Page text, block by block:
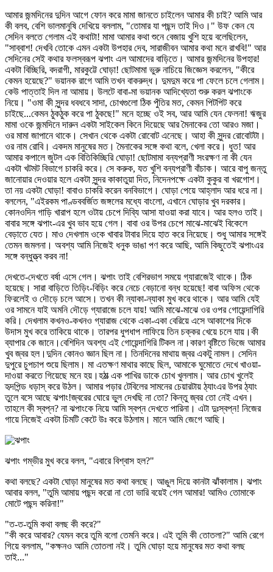
আমার জন্মদিনের দুদিন আগে ফোন করে মামা জানতে চাইলেন আমার কী চাই? আমি আর
কী বলব, বেশি ভালমানুষি দেখিয়ে বললাম, "তোমার যা পছন্দ তাই দিও।" উফ কেন যে
সেদিন বলতে গেলাম এই কথাটা! মামা আমার কথা শুনে বেজায় খুশি হয়ে বলেছিলেন,
"সাব্বাশ! দেখবি তোকে এমন একটা উপহার দেব, সারাজীবন আমার কথা মনে রাখবি!" আর
সেদিনের সেই কথার ফলস্বরূপ ঝপাং এল আমাদের বাড়িতে। আমার জন্মদিনের উপহার!
একটা বিচ্ছিরি, বদরাগী, মারকুট্টে ঘোড়া! ছোটমামা ভুরু নাচিয়ে জিজ্ঞেস করলেন, "কীরে
কেমন হয়েছে?" ভয়ানক রাগে আমি তখন বাকরুদ্ধ। দুমদুম করে পা ফেলে চলে গেলাম।
কেউ পাত্তাই দিল না আমায়। উলটে বাবা-মা ভয়ানক আদিখ্যেতা শুরু করল ঝপাংকে
নিয়ে। "ওমা কী সুন্দর ধবধবে সাদা, চোখগুলো ঠিক পুঁতির মত, কেমন পিটপিট করে
চাইছে...কেমন ঠুকঠুক করে পা ঠুকছে!" মনে হচ্ছে ওই সব, আর আমি যেন ফেলনা! ঋজুর
মামা ওকে জন্মদিনে দারুন একটা সাইকেল কিনে দিয়েছে আর মৈনাকের তো আরও মজা।
ওর মামা জাপানে থাকে। সেখান থেকে একটা রোবোট এনেছে। আহা কী সুন্দর রোবোটটা।
ওর নাম রোবি। একদম মানুষের মত। মৈনাকের সঙ্গে কথা বলে, খেলা করে। ধুত! আর
আমার কপালে জুটল এক বিতিকিচ্ছিরি ঘোড়া! ছোটমামা বন্যপ্রাণী সংরক্ষণ না কী যেন
একটা খটমট বিভাগে চাকরি করে। সে করুক, যত খুশি বন্যপ্রাণী বাঁচাক। আরে বাপু জন্তু
জানোয়ার দেওয়ার হলে একটা সুন্দর কাকাতুয়া দিত, নিদেনপক্ষে একটা কুকুর বা খরগোশ।
তা নয় একটা ঘোড়া! বাবাও চাকরি করেন বনবিভাগে। ঘোড়া পেয়ে আহ্লাদ আর ধরে না।
বললেন, "এইরকম পাণ্ডববর্জিত জঙ্গলের মধ্যে বাংলো, এখানে ঘোড়ার খুব দরকার।
কোনওদিন গাড়ি খারাপ হলে ওটায় চেপে দিব্যি আসা যাওয়া করা যাবে। আর হলও তাই।
বাবার সঙ্গে ঝপাং-এর খুব ভাব হয়ে গেল। বাবা ওর উপর চেপে মাঝে-মাঝেই বিকেলে
বেড়াতে যেত। মাও দেখলাম ওকে খাবার টাবার দিয়ে হাত করে নিয়েছে। শুধু আমার সঙ্গেই
তেমন জমলনা। অবশ্য আমি নিজেই ধনুক ভাঙা পণ করে আছি, আমি কিছুতেই ঝপাংএর
সঙ্গে বন্ধুত্ত্ব করব না!
দেখতে-দেখতে বর্ষা এসে গেল। ঝপাং তাই বেশিরভাগ সময়ে গ্যারাজেই থাকে। ঠিক
হয়েছে। সারা বাড়িতে তিড়িং-বিড়িং করে নেচে বেড়ানো বন্ধ হয়েছে! বাবা অফিস থেকে
ফিরলেই ও দৌড়ে চলে আসে। তখন কী ন্যাকা-ন্যাকা মুখ করে থাকে। আর আমি যেই
ওর সামনে যাই অমনি দৌড়ে গ্যারাজে চলে যায়! আমি মাঝে-মাঝে ওর ওপর গোয়েন্দাগিরি
করি। দেখলাম কখনও-কখনও গ্যারাজ থেকে একা-একা বেরিয়ে এসে আকাশের দিকে
উদাস মুখ করে তাকিয়ে থাকে। তারপর ধুপধাপ লাফিয়ে তিন চক্কর খেয়ে চলে যায়।কী
ব্যাপার কে জানে।বেশিদিন অবশ্য এই গোয়েন্দাগিরি টিকল না।কারণ বৃষ্টিতে ভিজে আমার
খুব জ্বর হল।দুদিন কোনও জ্ঞান ছিল না। তিনদিনের মাথায় জ্বর একটু নামল। সেদিন
দুপুরে চুপচাপ শুয়ে ছিলাম। মা এতক্ষণ মাথার কাছে ছিল, আমাকে ঘুমোতে দেখে খাওয়া-
দাওয়া করতে গিয়েছে মনে হয়।হঠাত্‍ এক পাখির ডাকে চোখ খুললাম। আর চোখ খুলেই
হৃদপিন্ড ধড়াস্‌ করে উঠল। আমার পড়ার টেবিলের সামনের চেয়ারটায় ঠ্যাংএর উপর ঠ্যাং
তুলে বসে আছে ঝপাং!জ্বরের ঘোরে ভুল দেখছি না তো? কিন্তু জ্বর তো নেই এখন।
তাহলে কী স্বপ্ন? না ঝপাংকে নিয়ে আমি স্বপ্ন দেখতে পারিনা। এটা দুঃস্বপ্ন! নিজের
গায়ে নিজেই একটা চিমটি কেটে উঃ করে উঠলাম। মানে আমি জেগে আছি।
ঝপাং গম্ভীর মুখ করে বলল, "এবারে বিশ্বাস হল?"
কথা বলছে? একটা ঘোড়া মানুষের মত কথা বলছে। আঙুল দিয়ে কানটা ঝাঁকালাম। ঝপাং
আবার বলল, "তুমি আমায় পছন্দ করো না তো ভারি বয়েই গেল আমার! আমিও তোমাকে
মোটে পছন্দ করিনা!"
"ত-ত-তুমি কথা বলছ কী করে?"
"কী করে আবার? যেমন করে তুমি বলো তেমনি করে। এই তুমি কী তোতলা?" আমি রেগে
গিয়ে বললাম, "কক্ষনও আমি তোতলা নই। তুমি ঘোড়া হয়ে মানুষের মত কথা বলছ
তাই..."